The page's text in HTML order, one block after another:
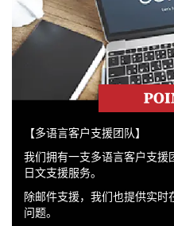
【多语言客户支援团队】
我们拥有一支多语言客户支
日文支援服务。
除邮件支援，我们也提供实
问题。